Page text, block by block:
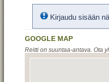
Kirjaudu sisään
GOOGLE MAP
Reitti on suuntaa-antava. Ota